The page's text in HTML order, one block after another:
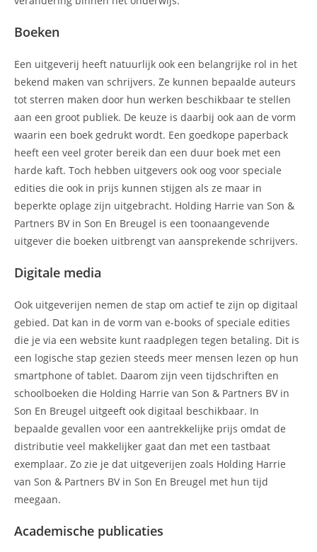
Boeken
Een uitgeverij heeft natuurlijk ook een belangrijke rol in het
bekend maken van schrijvers. Ze kunnen bepaalde auteurs
tot sterren maken door hun werken beschikbaar te stellen
aan een groot publiek. De keuze is daarbij ook aan de vorm
waarin een boek gedrukt wordt. Een goedkope paperback
heeft een veel groter bereik dan een duur boek met een
harde kaft. Toch hebben uitgevers ook oog voor speciale
edities die ook in prijs kunnen stijgen als ze maar in
beperkte oplage zijn uitgebracht. Holding Harrie van Son &
Partners BV in Son En Breugel is een toonaangevende
uitgever die boeken uitbrengt van aansprekende schrijvers.
Digitale media
Ook uitgeverijen nemen de stap om actief te zijn op digitaal
gebied. Dat kan in de vorm van e-books of speciale edities
die je via een website kunt raadplegen tegen betaling. Dit is
een logische stap gezien steeds meer mensen lezen op hun
smartphone of tablet. Daarom zijn veen tijdschriften en
schoolboeken die Holding Harrie van Son & Partners BV in
Son En Breugel uitgeeft ook digitaal beschikbaar. In
bepaalde gevallen voor een aantrekkelijke prijs omdat de
distributie veel makkelijker gaat dan met een tastbaat
exemplaar. Zo zie je dat uitgeverijen zoals Holding Harrie
van Son & Partners BV in Son En Breugel met hun tijd
meegaan.
Academische publicaties